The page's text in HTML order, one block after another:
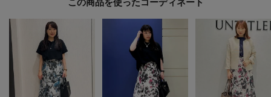
この商品を使った